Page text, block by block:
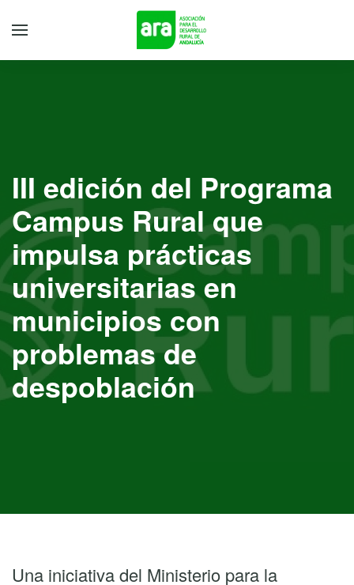
III edición del Programa
Campus Rural que
impulsa prácticas
universitarias en
municipios con
problemas de
despoblación
Una iniciativa del Ministerio para la